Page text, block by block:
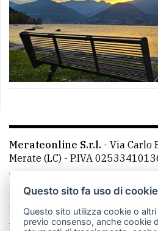
Merateonline S.r.l. - Via Carlo
Merate (LC) - P.IVA
Telefono:
mail:
La redazione
MerateOnline
Made by VIP
Questo sito fa uso di
Questo sito utilizza cookie o
previo consenso, anche cookie